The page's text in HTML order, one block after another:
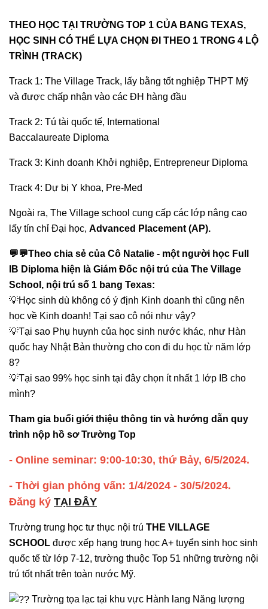
THEO HỌC TẠI TRƯỜNG TOP 1 CỦA BANG TEXAS,
HỌC SINH CÓ THỂ LỰA CHỌN ĐI THEO 1 TRONG 4 LỘ
TRÌNH (TRACK)
Track 1: The Village Track, lấy bằng tốt nghiệp THPT Mỹ
và được chấp nhận vào các ĐH hàng đầu
Track 2: Tú tài quốc tế, International
Baccalaureate Diploma
Track 3: Kinh doanh Khởi nghiệp, Entrepreneur Diploma
Track 4: Dự bị Y khoa, Pre-Med
Ngoài ra, The Village school cung cấp các lớp nâng cao
lấy tín chỉ Đại học, Advanced Placement (AP).
💬💬Theo chia sẻ của Cô Natalie - một người học Full
IB Diploma hiện là Giám Đốc nội trú của The Village
School, nội trú số 1 bang Texas:
💡Học sinh dù không có ý định Kinh doanh thì cũng nên
học về Kinh doanh! Tại sao cô nói như vậy?
💡Tại sao Phụ huynh của học sinh nước khác, như Hàn
quốc hay Nhật Bản thường cho con đi du học từ năm lớp
8?
💡Tại sao 99% học sinh tại đây chọn ít nhất 1 lớp IB cho
mình?
Tham gia buổi giới thiệu thông tin và hướng dẫn quy
trình nộp hồ sơ Trường Top
- Online seminar: 9:00-10:30, thứ Bảy, 6/5/2024.
- Thời gian phỏng vấn: 1/4/2024 - 30/5/2024.
Đăng ký TẠI ĐÂY
Trường trung học tư thục nội trú THE VILLAGE
SCHOOL được xếp hạng trung học A+ tuyển sinh học sinh
quốc tế từ lớp 7-12, trường thuộc Top 51 những trường nội
trú tốt nhất trên toàn nước Mỹ.
Trường tọa lạc tại khu vực Hành lang Năng lượng